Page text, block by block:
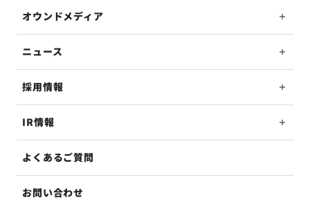
オウンドメディア
ニュース
採用情報
IR情報
よくあるご質問
お問い合わせ